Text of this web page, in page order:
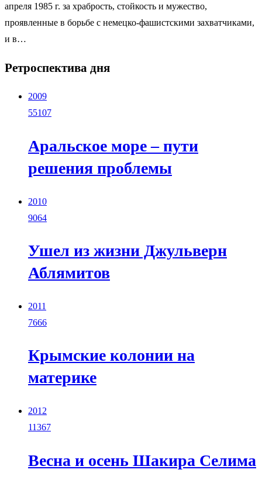
апреля 1985 г. за храбрость, стойкость и мужество,
проявленные в борьбе с немецко-фашистскими захватчиками,
и в…
Ретроспектива дня
2009
55107
Аральское море – пути
решения проблемы
2010
9064
Ушел из жизни Джульверн
Аблямитов
2011
7666
Крымские колонии на
материке
2012
11367
Весна и осень Шакира Селима